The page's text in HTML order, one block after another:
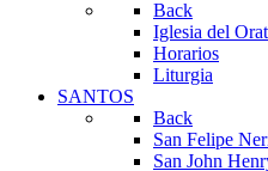
Back
Iglesia del
Horarios
Liturgia
SANTOS
Back
San Felipe
San John